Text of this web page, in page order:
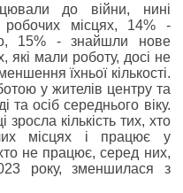
до війни, нині
місцях, 14% -
15% - знайшли нове
які мали роботу, досі не
їхньої кількості.
у жителів центру та
та осіб середнього віку.
кількість тих, хто
місцях і працює у
не працює, серед них,
року, зменшилася з